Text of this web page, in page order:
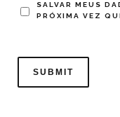
SALVAR MEUS
PRÓXIMA VEZ